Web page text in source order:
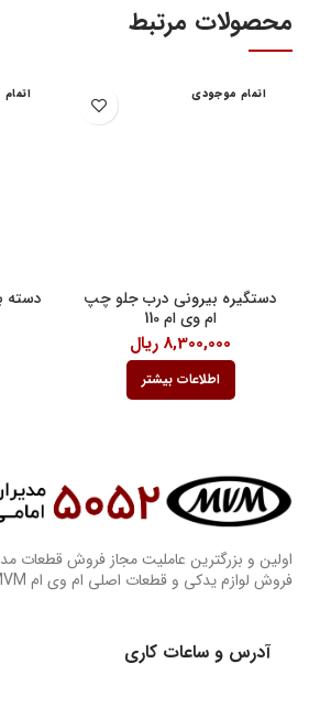
محصولات مرتبط
اتمام موجودی
دستگیره بیرونی درب جلو چپ
ام وی ام 110
8,300,000 ریال
اطلاعات بیشتر
دسته
اولین و بزرگترین عاملیت مجاز فروش قطعات
فروش لوازم یدکی و قطعات اصلی ام وی ام MVM و چری Chery
آدرس و ساعات کاری